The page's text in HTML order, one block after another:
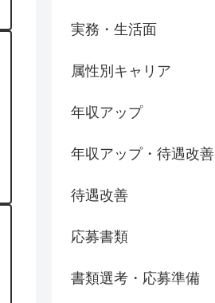
実務・生活面
属性別キャリア
年収アップ
年収アップ・待遇改善
待遇改善
応募書類
書類選考・応募準備